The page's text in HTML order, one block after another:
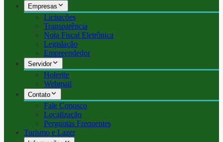
Empresas
Licitações
Transparência
Nota Fiscal Eletrônica
Legislação
Empreendedor
Servidor
Holerite
Webmail
Contato
Fale Conosco
Localização
Perguntas Frequentes
Turismo e Lazer